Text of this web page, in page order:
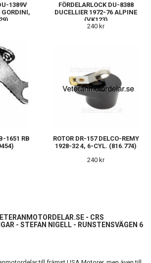
1389V
GORDINI,
FÖRDELARLOCK DU-8388
DUCELLIER 1972-76 ALPINE
(VK123)
240 kr
1651 RB
ROTOR DR-157 DELCO-REMY
1928-32 4, 6-CYL. (816.774)
240 kr
- CRS
- STEFAN NIGELL - RUNSTENSVÄGEN 6